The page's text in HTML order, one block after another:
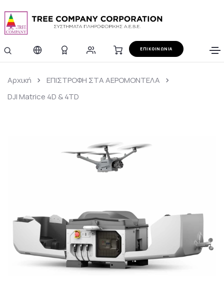
ΕΠΙΚΟΙΝΩΝΙΑ
Αρχική
ΕΠΙΣΤΡΟΦΗ ΣΤΑ ΑΕΡΟΜΟΝΤΕΛΑ
DJI Matrice 4D & 4TD